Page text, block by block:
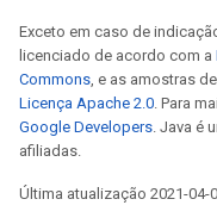
Exceto em caso de
licenciado de acordo com a
Commons, e as amostras
Licença Apache 2.0. Para
Google Developers. Java é
afiliadas.
Última atualização 2021-04-